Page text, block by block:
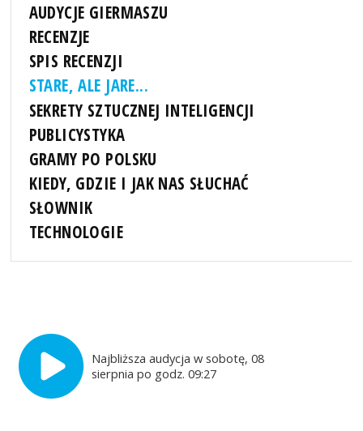
AUDYCJE GIERMASZU
RECENZJE
SPIS RECENZJI
STARE, ALE JARE...
SEKRETY SZTUCZNEJ INTELIGENCJI
PUBLICYSTYKA
GRAMY PO POLSKU
KIEDY, GDZIE I JAK NAS SŁUCHAĆ
SŁOWNIK
TECHNOLOGIE
Najbliższa audycja w sobotę, 08
sierpnia po godz. 09:27